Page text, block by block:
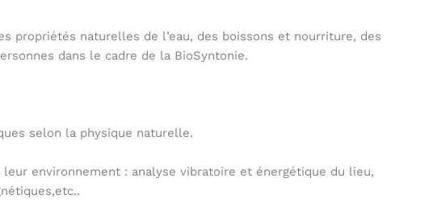
propriétés naturelles de l’eau, des boissons et nourriture, des
dans le cadre de la BioSyntonie.
selon la physique naturelle.
environnement : analyse vibratoire et énergétique du lieu,